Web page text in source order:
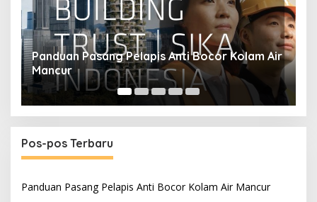
Panduan Pasang Pelapis Anti Bocor Kolam Air
Mancur
Pos-pos Terbaru
Panduan Pasang Pelapis Anti Bocor Kolam Air Mancur